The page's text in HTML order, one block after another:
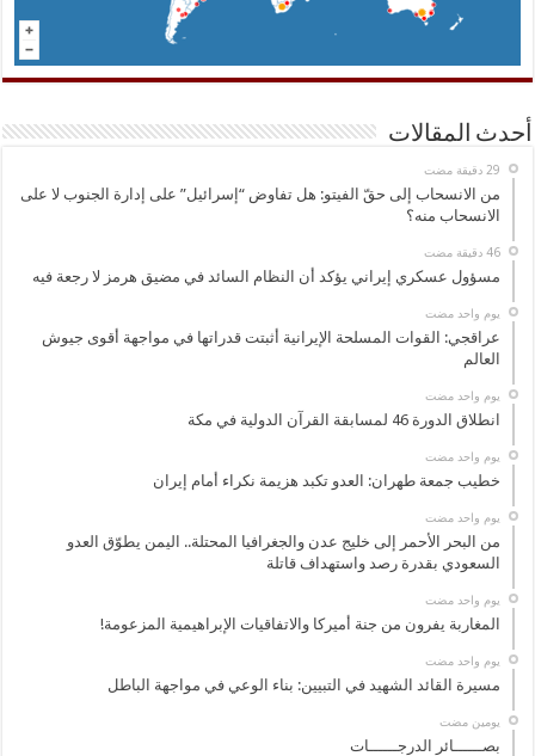
أحدث المقالات
من الانسحاب إلى حقّ الفيتو: هل تفاوض “إسرائيل” على إدارة الجنوب لا على
الانسحاب منه؟
‏46 دقيقة مضت
مسؤول عسكري إيراني يؤكد أن النظام السائد في مضيق هرمز لا رجعة فيه
‏يوم واحد مضت
عراقجي: القوات المسلحة الإيرانية أثبتت قدراتها في مواجهة أقوى جيوش
العالم
‏يوم واحد مضت
انطلاق الدورة 46 لمسابقة القرآن الدولية في مكة
‏يوم واحد مضت
خطيب جمعة طهران: العدو تكبد هزيمة نكراء أمام إيران
‏يوم واحد مضت
من البحر الأحمر إلى خليج عدن والجغرافيا المحتلة.. اليمن يطوّق العدو
السعودي بقدرة رصد واستهداف قاتلة
‏يوم واحد مضت
المغاربة يفرون من جنة أميركا والاتفاقيات الإبراهيمية المزعومة!
‏يوم واحد مضت
مسيرة القائد الشهيد في التبيين: بناء الوعي في مواجهة الباطل
‏يومين مضت
بصــــــائر الدرجــــــات